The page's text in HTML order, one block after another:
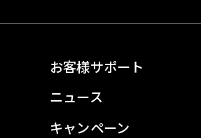
お客様サポート
ニュース
キャンペーン